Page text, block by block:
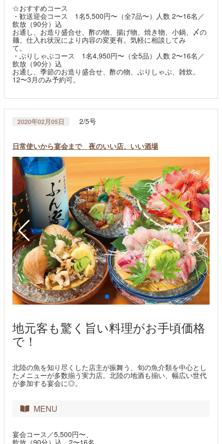
☆おすすめコース
・歓送迎会コース 1名5,500円〜（全7品〜）人数 2〜16名／
飲放（90分）込
お通し、お造り盛合せ、酢の物、揚げ物、焼き物、小鍋、〆の
麺。仕入れ状況により内容の変更有。気軽に相談してみ
て。
・ぶりしゃぶコース 1名4,950円〜（全5品）人数 2〜16名／
飲放（90分）込
お通し、季節のお造り盛合せ、酢の物、ぶりしゃぶ、雑炊。
12〜3月のみ予約可。
2020年02月05日 2/5号
日常使いから宴会まで 夜のいい店、いい酒場
地元客も驚く旨い料理がお手頃価格
で！
北陸の魚を知り尽くした店主が振舞う、旬の魚介類を中心とし
たメニューが多数揃う実力店。北陸の地酒も揃い、幅広い世代
が参加する宴会に◎。
MENU
宴会コース／5,500円〜、